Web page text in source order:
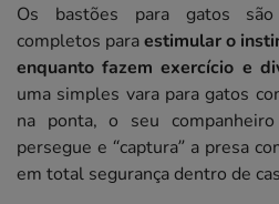
Os bastões para gatos
completos paraestimular o
enquanto fazem exercício e
uma simples vara para gatos
na ponta, o seu
persegue e “captura” a presa
em total segurança dentro de